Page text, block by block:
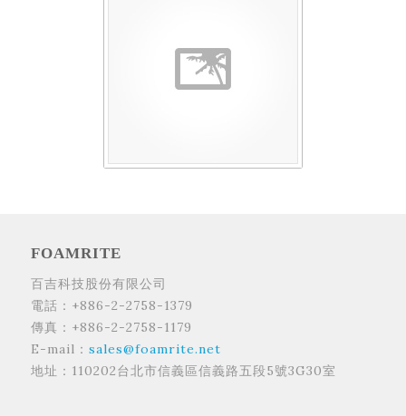
FOAMRITE
百吉科技股份有限公司
電話：+886-2-2758-1379
傳真：+886-2-2758-1179
E-mail： sales@foamrite.net
地址：110202台北市信義區信義路五段5號3G30室